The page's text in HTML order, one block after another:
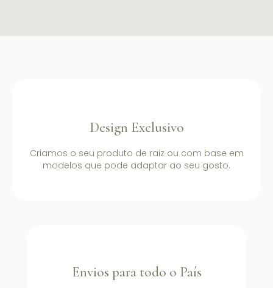
Design Exclusivo
Criamos o seu produto de raiz ou com base em
modelos que pode adaptar ao seu gosto.
Envios para todo o País